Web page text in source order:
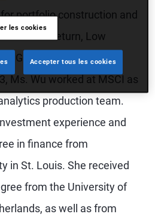
portfolio construction and
Total Return, Low
strategies. Prior to
Ms. Wu worked at MSCI as
production team.
experience and
in finance from
in St. Louis. She received
from the University of
as well as from
les cookies
Accepter tous les cookies